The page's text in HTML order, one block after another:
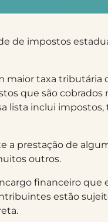
de impostos
maior taxa
que são
lista inclui
a prestação de
outros.
financeiro
estão